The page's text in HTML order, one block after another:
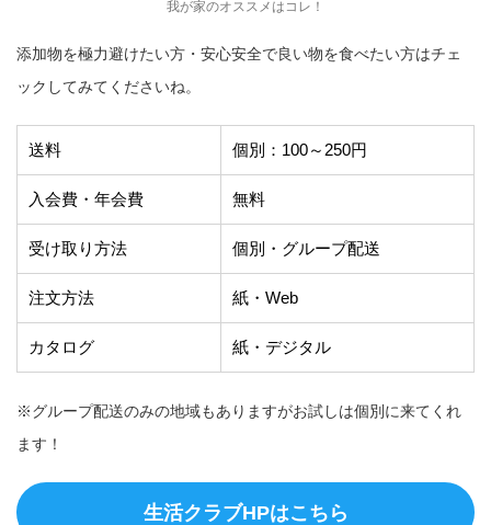
我が家のオススメはコレ！
添加物を極力避けたい方・安心安全で良い物を食べたい方はチェ
ックしてみてくださいね。
送料 個別：100～250円
入会費・年会費 無料
受け取り方法 個別・グループ配送
注文方法 紙・Web
カタログ 紙・デジタル
※グループ配送のみの地域もありますがお試しは個別に来てくれ
ます！
生活クラブHPはこちら